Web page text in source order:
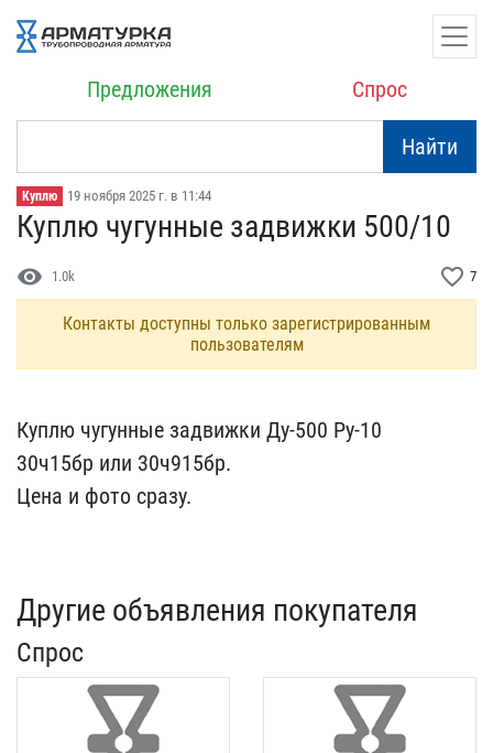
Предложения Спрос
Найти
Куплю 19 ноября 2025 г. в 11:44
Куплю чугунные задвижки ​500/10
visibility 1.0k favorite_border 7
Контакты доступны только зарегистрированным
пользователям
Куплю чугунные задвижки ​Ду-500 Ру-10
30ч15бр или​ 30ч915бр.
Цена и фото с​разу.
Другие объявления покупателя
Спрос